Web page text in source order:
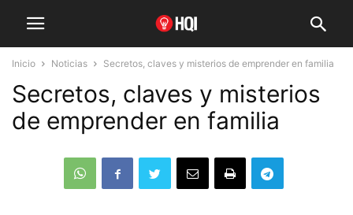
Inicio Noticias Secretos, claves y misterios de emprender en familia
Secretos, claves y misterios
de emprender en familia